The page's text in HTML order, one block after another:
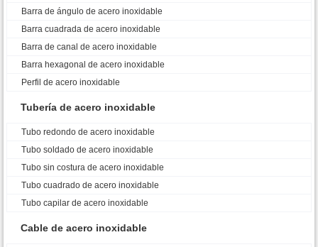
Barra de ángulo de acero inoxidable
Barra cuadrada de acero inoxidable
Barra de canal de acero inoxidable
Barra hexagonal de acero inoxidable
Perfil de acero inoxidable
Tubería de acero inoxidable
Tubo redondo de acero inoxidable
Tubo soldado de acero inoxidable
Tubo sin costura de acero inoxidable
Tubo cuadrado de acero inoxidable
Tubo capilar de acero inoxidable
Cable de acero inoxidable